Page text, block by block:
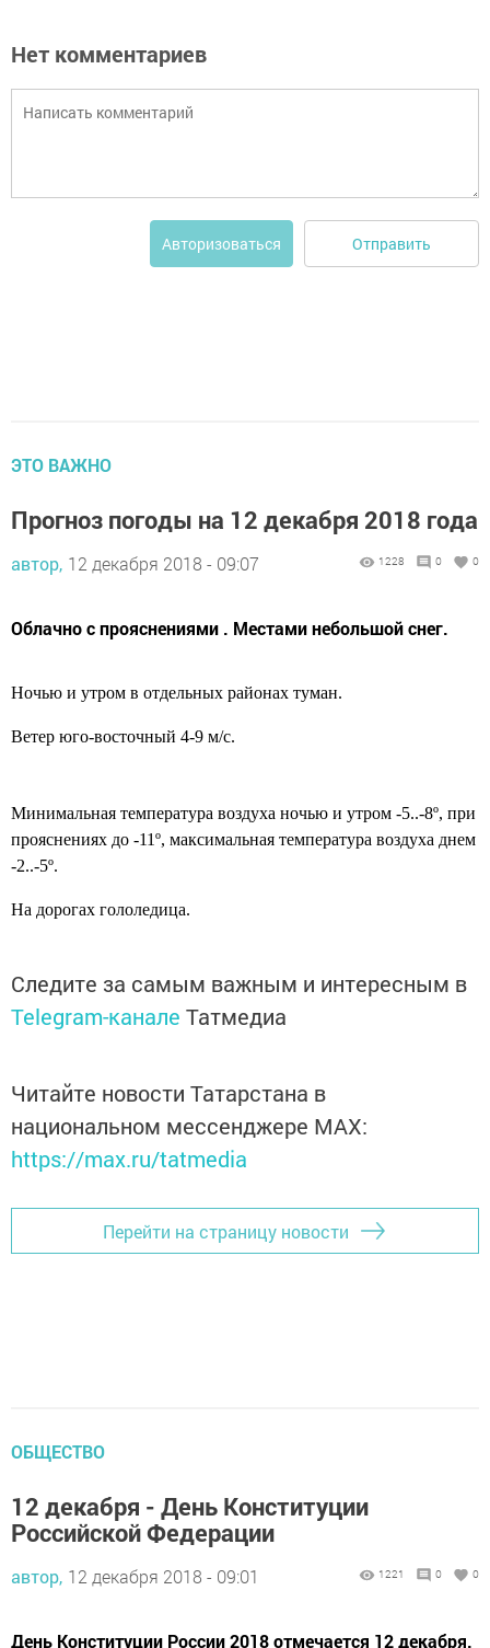
Нет комментариев
Авторизоваться Отправить
ЭТО ВАЖНО
Прогноз погоды на 12 декабря 2018 года
автор, 12 декабря 2018 - 09:07 1228 0 0
Облачно с прояснениями . Местами небольшой снег.
Ночью и утром в отдельных районах туман.
Ветер юго-восточный 4-9 м/с.
Минимальная температура воздуха ночью и утром -5..-8º, при
прояснениях до -11º, максимальная температура воздуха днем
-2..-5º.
На дорогах гололедица.
Следите за самым важным и интересным в
Telegram-канале Татмедиа
Читайте новости Татарстана в
национальном мессенджере MАХ:
https://max.ru/tatmedia
Перейти на страницу новости
ОБЩЕСТВО
12 декабря - День Конституции
Российской Федерации
автор, 12 декабря 2018 - 09:01 1221 0 0
День Конституции России 2018 отмечается 12 декабря.